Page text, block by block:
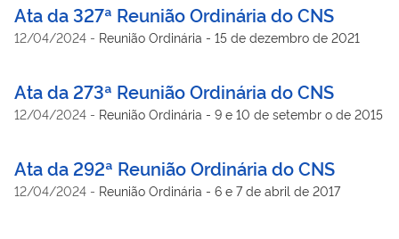
Ata da 327ª Reunião Ordinária do CNS
12/04/2024 - Reunião Ordinária - 15 de dezembro de 2021
Ata da 273ª Reunião Ordinária do CNS
12/04/2024 - Reunião Ordinária - 9 e 10 de setembr o de 2015
Ata da 292ª Reunião Ordinária do CNS
12/04/2024 - Reunião Ordinária - 6 e 7 de abril de 2017